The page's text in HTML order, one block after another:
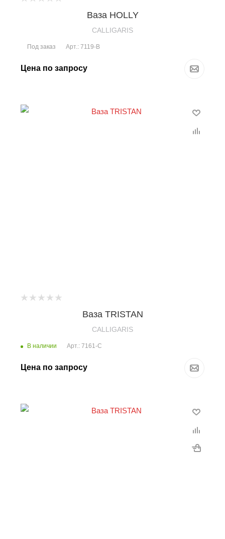
Ваза HOLLY
CALLIGARIS
Под заказ Арт.: 7119-B
Цена по запросу
Ваза TRISTAN
CALLIGARIS
В наличии Арт.: 7161-C
Цена по запросу